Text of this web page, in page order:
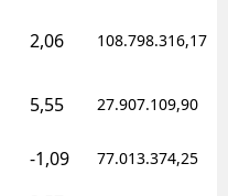
2,06 108.798.316,17
5,55 27.907.109,90
-1,09 77.013.374,25